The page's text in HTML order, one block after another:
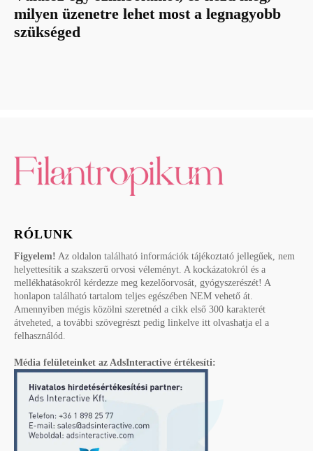
milyen üzenetre lehet most a legnagyobb
szükséged
RÓLUNK
Figyelem! Az oldalon található információk tájékoztató jellegűek, nem
helyettesítik a szakszerű orvosi véleményt. A kockázatokról és a
mellékhatásokról kérdezze meg kezelőorvosát, gyógyszerészét! A
honlapon található tartalom teljes egészében NEM vehető át.
Amennyiben mégis közölni szeretnéd a cikk első 300 karakterét
átveheted, a további szövegrészt pedig linkelve itt olvashatja el a
felhasználód.
Média felületeinket az AdsInteractive értékesíti: